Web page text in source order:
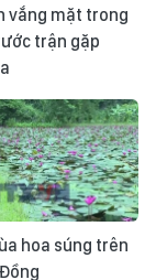
vắng mặt trong
trận gặp
hoa súng trên